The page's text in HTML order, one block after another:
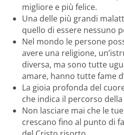
migliore e più felice.
Una delle più grandi
quello di essere nessuno
Nel mondo le persone
avere una religione,
diversa, ma sono tutte
amare, hanno tutte fame
La gioia profonda del
che indica il percorso della
Non lasciare mai che le
crescano fino al punto di